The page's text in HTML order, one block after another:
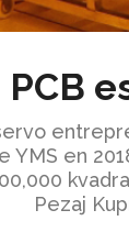
PCB
YMS en
Pezaj